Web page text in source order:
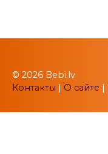
© 2026 Bebi.lv
Контакты | О сайте |